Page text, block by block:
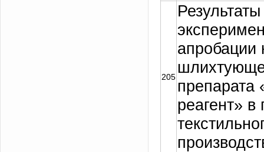
205
Результаты
апробации
препарата
реагент» в